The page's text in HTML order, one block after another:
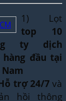
1) Lọt
top 10
ty dịch
đầu tại
trợ 24/7 và
hồi thông